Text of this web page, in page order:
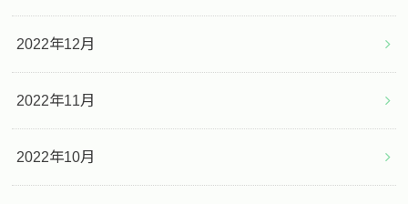
2022年12月
2022年11月
2022年10月